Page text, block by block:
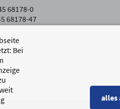
Bei
alles
68178-0
68178-47